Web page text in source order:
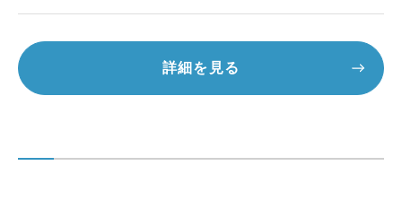
詳細を見る